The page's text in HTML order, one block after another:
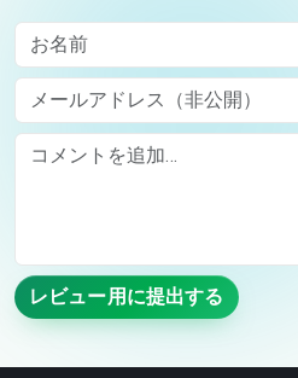
お名前
メールアドレス（非公開）
Comment
レビュー用に提出する